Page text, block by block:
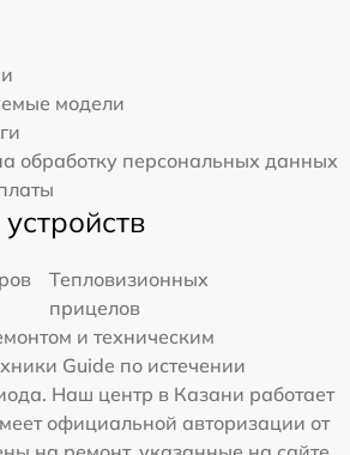
модели
обработку персональных данных
Тепловизионных
прицелов
и техническим
Guide по истечении
Наш центр в Казани работает
официальной авторизации от